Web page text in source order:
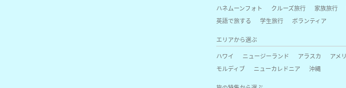
ハネムーンフォト
クルーズ旅行 家族旅行
英語で旅する
学生旅行 ボランティア
エリアから選ぶ
ハワイ
ニュージーランド アラスカ アメ
モルディブ
ニューカレドニア 沖縄